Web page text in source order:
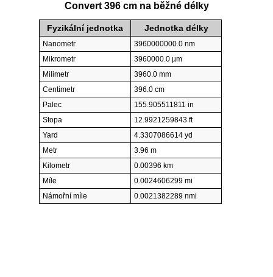
Convert 396 cm na běžné délky
Fyzikální jednotka Jednotka délky
Nanometr
3960000000.0 nm
Mikrometr
3960000.0 µm
Milimetr
3960.0 mm
Centimetr
396.0 cm
Palec
155.905511811 in
Stopa
12.9921259843 ft
Yard
4.3307086614 yd
Metr
3.96 m
Kilometr
0.00396 km
Míle
0.0024606299 mi
Námořní míle
0.0021382289 nmi